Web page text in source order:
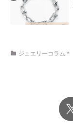
ジュエリーコラム＊